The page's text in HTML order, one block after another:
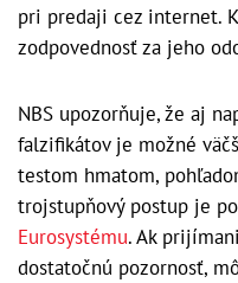
pri predaji cez internet.
zodpovednosť za jeho
NBS upozorňuje, že aj
falzifikátov je možné
testom hmatom,
trojstupňový postup je
Eurosystému. Ak
dostatočnú pozornosť,